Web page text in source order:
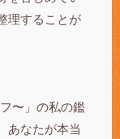
理することが
〜」の私の鑑
あなたが本当